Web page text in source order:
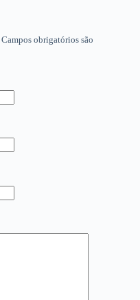
Campos obrigatórios são